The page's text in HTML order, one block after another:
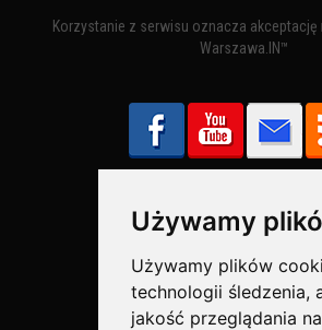
Używamy
Używamy plików
technologii śledzenia,
jakość przeglądania
Korzystanie z serwisu oznacza akceptację
Warszawa.IN™
Bezpieczne Płatności